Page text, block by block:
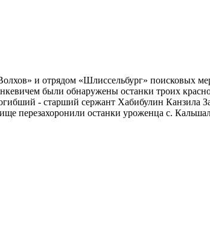
и отрядом «Шлиссельбург» поисковых
были обнаружены останки троих
- старший сержант Хабибулин Канзила
перезахоронили останки уроженца с.